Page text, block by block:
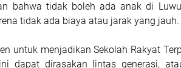
bahwa tidak boleh ada anak di
tidak ada biaya atau jarak yang jauh.
untuk menjadikan Sekolah Rakyat
dapat dirasakan lintas generasi,